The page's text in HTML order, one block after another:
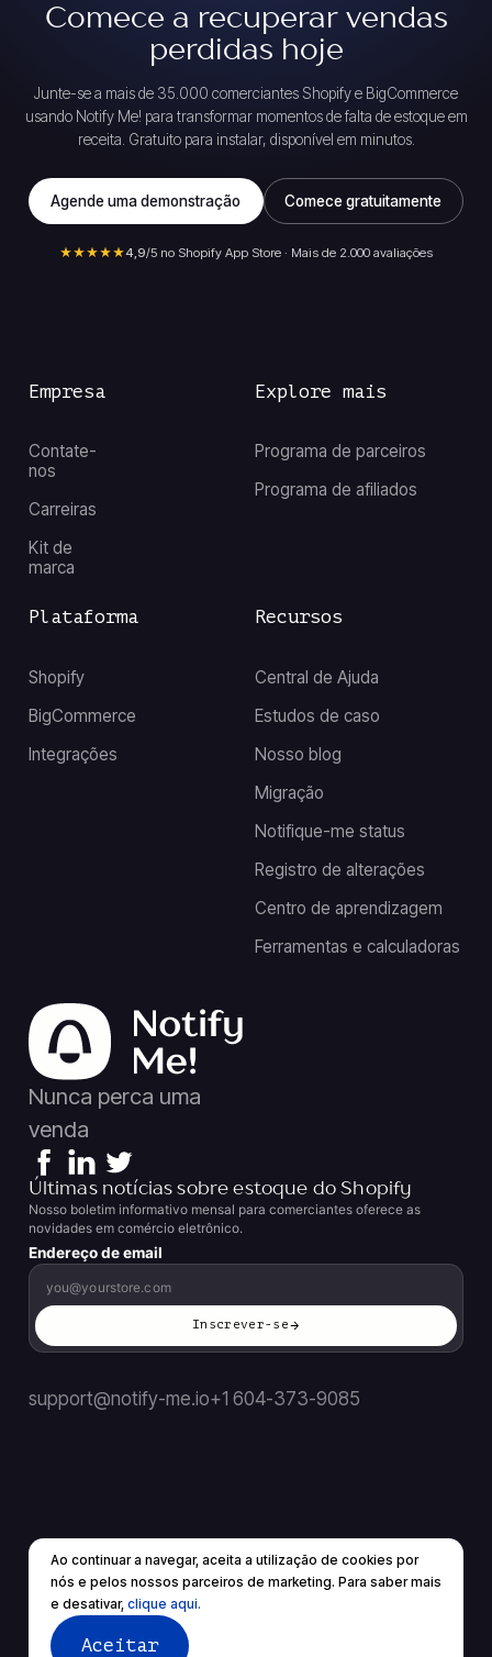
Ao continuar a navegar, aceita a utilização de cookies por
nós e pelos nossos parceiros de marketing. Para saber mais
e desativar, clique aqui.
Aceitar
Comece a recuperar vendas
perdidas hoje
Junte-se a mais de 35.000 comerciantes Shopify e BigCommerce
usando Notify Me! para transformar momentos de falta de estoque em
receita. Gratuito para instalar, disponível em minutos.
Agende uma demonstração Comece gratuitamente
★★★★★4,9/5 no Shopify App Store · Mais de 2.000 avaliações
Empresa
Contate-
nos
Carreiras
Kit de
marca
Recursos
Central de Ajuda
Estudos de caso
Nosso blog
Migração
Notifique-me status
Registro de alterações
Centro de aprendizagem
Ferramentas e calculadoras
Explore mais
Programa de parceiros
Programa de afiliados
Plataforma
Shopify
BigCommerce
Integrações
Nunca perca uma
venda
Últimas notícias sobre estoque do Shopify
Nosso boletim informativo mensal para comerciantes oferece as
novidades em comércio eletrônico.
Endereço de email
Inscrever-se
support@notify-me.io+1 604-373-9085
BR ▼
© 2026 Todos os direitos reservados.
Termos de Serviço